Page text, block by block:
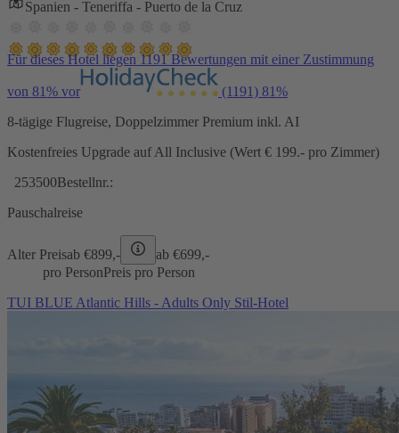
Spanien - Teneriffa - Puerto de la Cruz
Für dieses Hotel liegen 1191 Bewertungen mit einer Zustimmung
von 81% vor (1191) 81%
8-tägige Flugreise, Doppelzimmer Premium inkl. AI
Kostenfreies Upgrade auf All Inclusive (Wert € 199.- pro Zimmer)
253500Bestellnr.:
Pauschalreise
Alter Preisab €899,- ab €699,-
pro PersonPreis pro Person
TUI BLUE Atlantic Hills - Adults Only Stil-Hotel